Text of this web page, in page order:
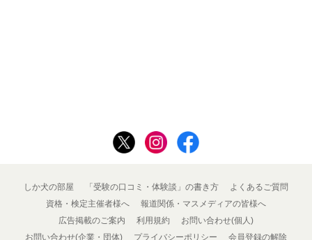
しか犬の部屋 「受験の口コミ・体験談」の書き方
よくあるご質問
資格・検定主催者様へ
報道関係・マスメディアの皆様へ
広告掲載のご案内
利用規約
お問い合わせ(個人)
お問い合わせ(企業・団体)
プライバシーポリシー 会員登録の解除